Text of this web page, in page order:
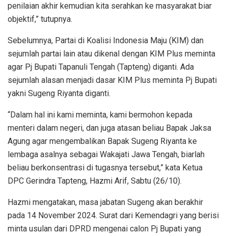
penilaian akhir kemudian kita serahkan ke masyarakat biar
objektif,” tutupnya.
Sebelumnya, Partai di Koalisi Indonesia Maju (KIM) dan
sejumlah partai lain atau dikenal dengan KIM Plus meminta
agar Pj Bupati Tapanuli Tengah (Tapteng) diganti. Ada
sejumlah alasan menjadi dasar KIM Plus meminta Pj Bupati
yakni Sugeng Riyanta diganti.
“Dalam hal ini kami meminta, kami bermohon kepada
menteri dalam negeri, dan juga atasan beliau Bapak Jaksa
Agung agar mengembalikan Bapak Sugeng Riyanta ke
lembaga asalnya sebagai Wakajati Jawa Tengah, biarlah
beliau berkonsentrasi di tugasnya tersebut,” kata Ketua
DPC Gerindra Tapteng, Hazmi Arif, Sabtu (26/10).
Hazmi mengatakan, masa jabatan Sugeng akan berakhir
pada 14 November 2024. Surat dari Kemendagri yang berisi
minta usulan dari DPRD mengenai calon Pj Bupati yang